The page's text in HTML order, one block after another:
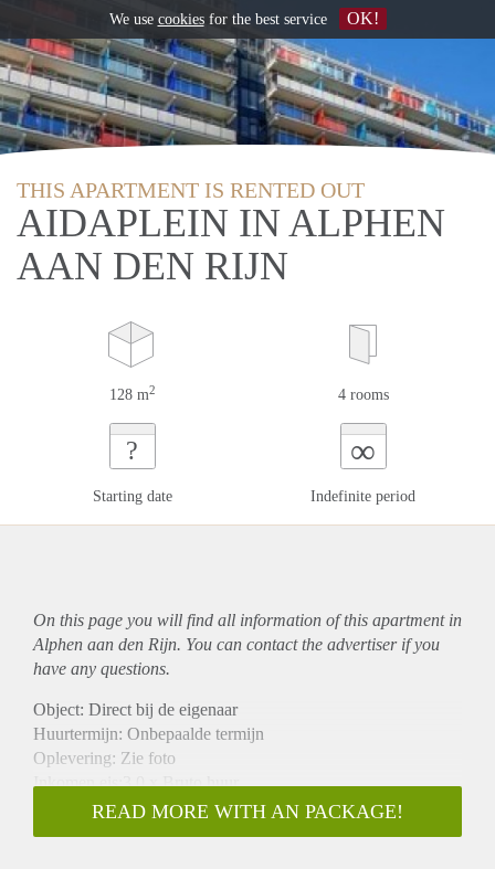
THIS APARTMENT IS RENTED OUT
AIDAPLEIN IN ALPHEN
AAN DEN RIJN
128 m2 4 rooms
?
Starting date
∞
Indefinite period
On this page you will find all information of this apartmentin
Alphen aan den Rijn. You can contact the advertiser if you
have any questions.
Object: Direct bij de eigenaar
Huurtermijn: Onbepaalde termijn
Oplevering: Zie foto
Inkomen eis:3,0 x Bruto huur
Garantiestelling mogelijk: Ja
Borg: 1 Maand
READ MORE WITH AN PACKAGE!
We use cookiesfor the best service OK!